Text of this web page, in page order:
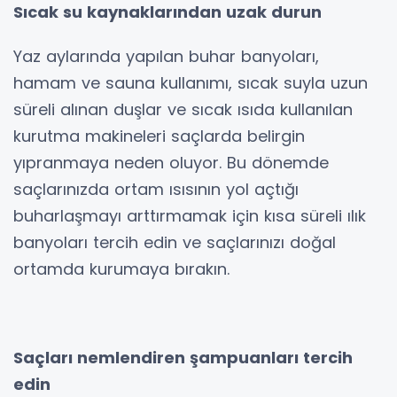
Sıcak su kaynaklarından uzak durun
Yaz aylarında yapılan buhar banyoları,
hamam ve sauna kullanımı, sıcak suyla uzun
süreli alınan duşlar ve sıcak ısıda kullanılan
kurutma makineleri saçlarda belirgin
yıpranmaya neden oluyor. Bu dönemde
saçlarınızda ortam ısısının yol açtığı
buharlaşmayı arttırmamak için kısa süreli ılık
banyoları tercih edin ve saçlarınızı doğal
ortamda kurumaya bırakın.
Saçları nemlendiren şampuanları tercih
edin